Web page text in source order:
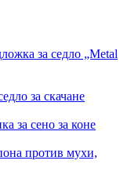
за седло „Metal
за скачане
за сено за коне
против мухи,